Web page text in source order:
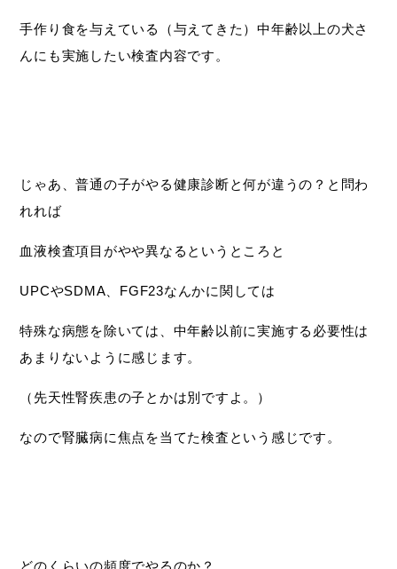
手作り食を与えている（与えてきた）中年齢以上の犬さ
んにも実施したい検査内容です。
じゃあ、普通の子がやる健康診断と何が違うの？と問わ
れれば
血液検査項目がやや異なるというところと
UPCやSDMA、FGF23なんかに関しては
特殊な病態を除いては、中年齢以前に実施する必要性は
あまりないように感じます。
（先天性腎疾患の子とかは別ですよ。）
なので腎臓病に焦点を当てた検査という感じです。
どのくらいの頻度でやるのか？